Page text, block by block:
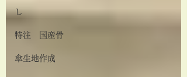
し
特注 国産骨
傘生地作成